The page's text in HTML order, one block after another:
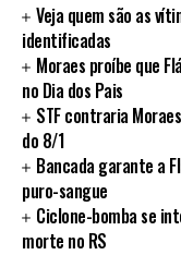
Veja quem são as
identificadas
Moraes proíbe que
no Dia dos Pais
STF contraria
do 8/1
Bancada garante a
puro-sangue
Ciclone-bomba se
morte no RS